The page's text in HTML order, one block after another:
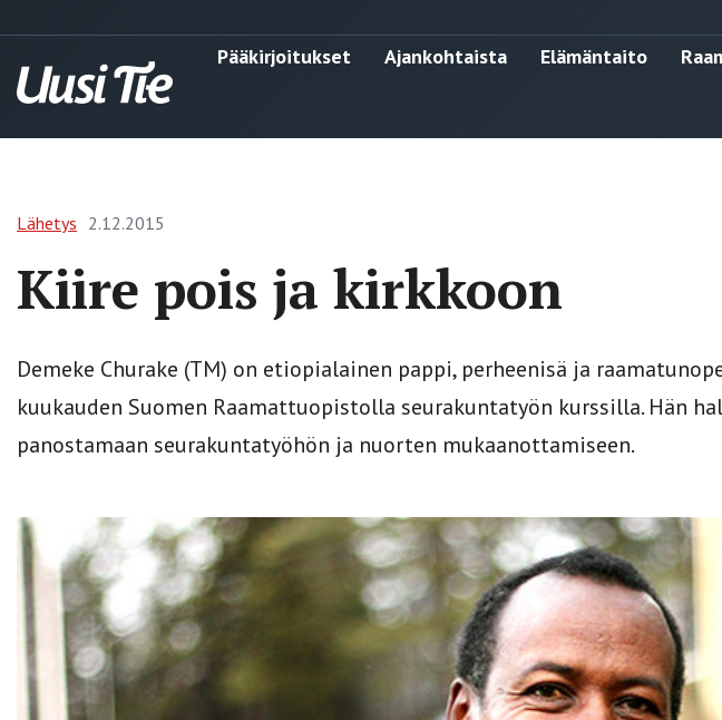
Pääkirjoitukset Ajankohtaista Elämäntaito
Lähetys 2.12.2015
Kiire pois ja kirkkoon
Demeke Churake (TM) on etiopialainen pappi, perheenisä ja
kuukauden Suomen Raamattuopistolla seurakuntatyön kurssilla. Hän
panostamaan seurakuntatyöhön ja nuorten mukaanottamiseen.